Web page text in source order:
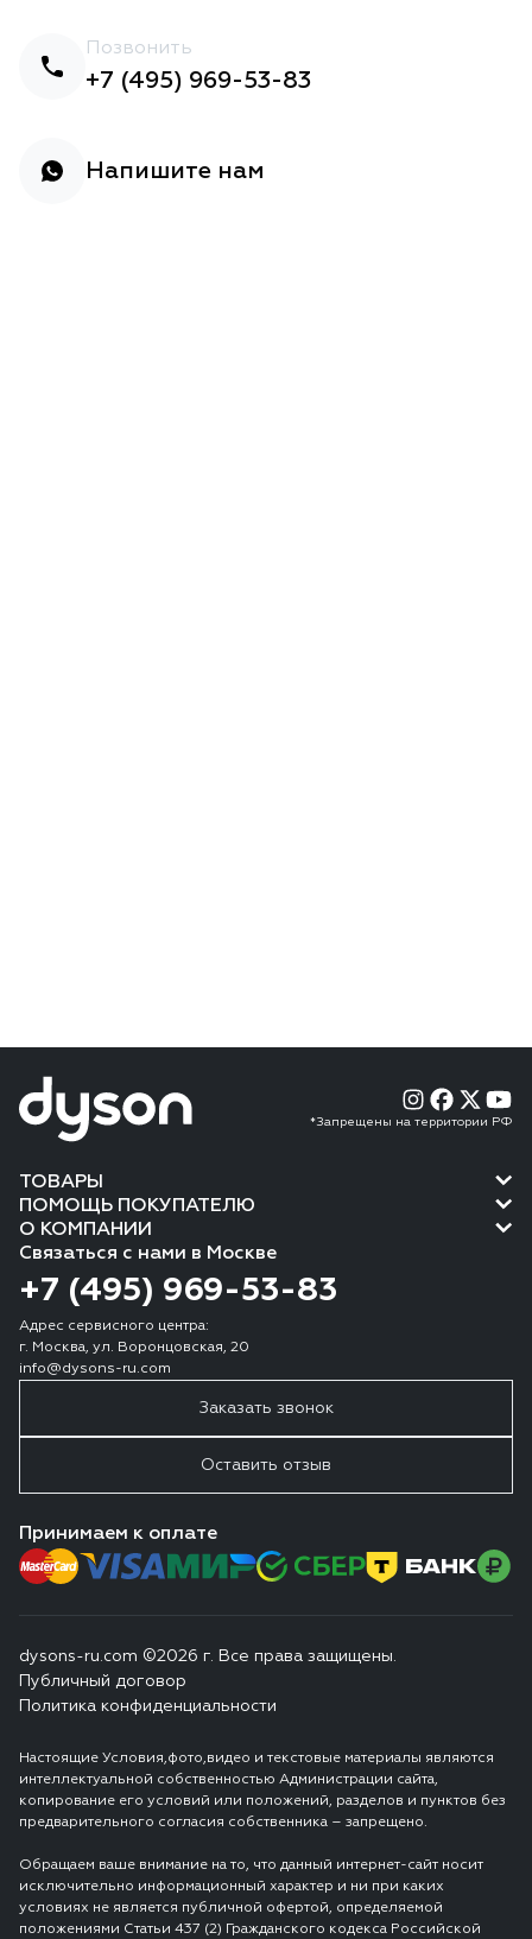
Позвонить
+7 (495) 969-53-83
Напишите нам
*Запрещены на территории РФ
ТОВАРЫ
ПОМОЩЬ ПОКУПАТЕЛЮ
О КОМПАНИИ
Связаться с нами в Москве
+7 (495) 969-53-83
Адрес сервисного центра:
г. Москва, ул. Воронцовская, 20
info@dysons-ru.com
Заказать звонок
Оставить отзыв
Принимаем к оплате
dysons-ru.com ©2026 г. Все права защищены.
Публичный договор
Политика конфиденциальности
Настоящие Условия,фото,видео и текстовые материалы являются
интеллектуальной собственностью Администрации сайта,
копирование его условий или положений, разделов и пунктов без
предварительного согласия собственника – запрещено.
Обращаем ваше внимание на то, что данный интернет-сайт носит
исключительно информационный характер и ни при каких
условиях не является публичной офертой, определяемой
положениями Статьи 437 (2) Гражданского кодекса Российской